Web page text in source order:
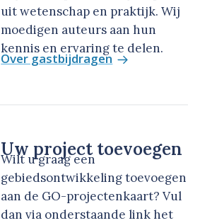
uit wetenschap en praktijk. Wij
moedigen auteurs aan hun
kennis en ervaring te delen.
Over gastbijdragen
Uw project toevoegen
Wilt u graag een
gebiedsontwikkeling toevoegen
aan de GO-projectenkaart? Vul
dan via onderstaande link het